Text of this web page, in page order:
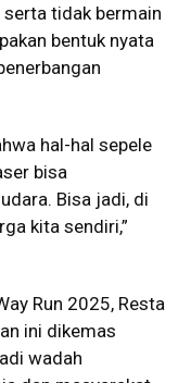
tidak bermain
bentuk nyata
hal-hal sepele
bisa
Bisa jadi, di
kita sendiri,”
Run 2025, Resta
ini dikemas
wadah